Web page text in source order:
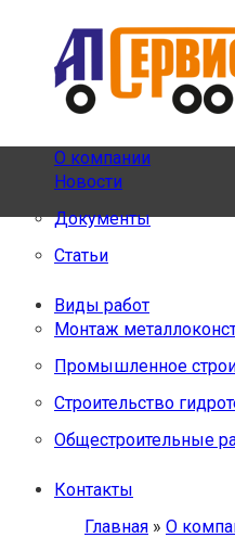
О компании
Новости
Документы
Статьи
Виды работ
Монтаж
Промышленное
Строительство
Общестроительные
Контакты
Главная » О